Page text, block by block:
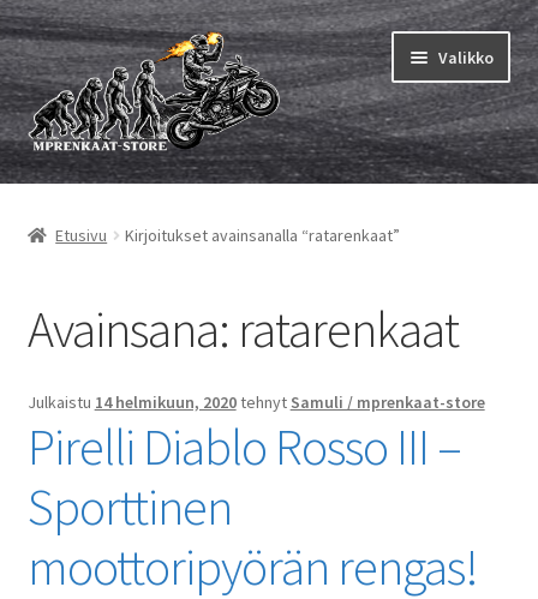
Siirry
navigointiin
Siirry
sisältöön
Valikko
MP renkaat
Sisärenkaat ja nauhat
Rengasmerkit
valikko
Yhteys
Etusivu Kirjoitukset avainsanalla “ratarenkaat”
Avainsana: ratarenkaat
Julkaistu 14 helmikuun, 2020tehnyt Samuli / mprenkaat-store
Pirelli Diablo Rosso III –
Sporttinen
moottoripyörän rengas!